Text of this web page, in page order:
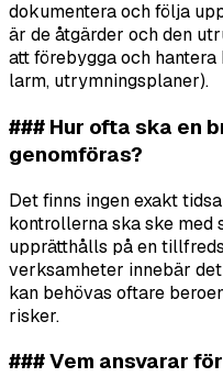
dokumentera och följa
är deåtgärder och den
att förebygga och
larm, utrymningsplaner).
### Hur ofta ska en
genomföras?
Det finns ingen exakt
kontrollerna ska ske med
upprätthålls på en
verksamheter innebär
kan behövas oftare
risker.
### Vem ansvarar